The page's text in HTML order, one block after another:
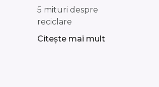
5 mituri despre
reciclare
Citește mai mult